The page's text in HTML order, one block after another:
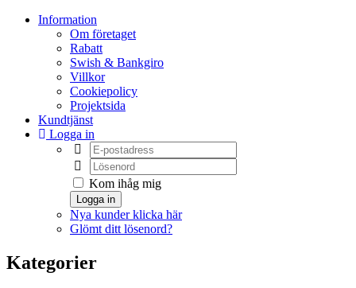
Information
Om företaget
Rabatt
Swish & Bankgiro
Villkor
Cookiepolicy
Projektsida
Kundtjänst
Logga in
Kom ihåg mig
Logga in
Nya kunder klicka här
Glömt ditt lösenord?
Kategorier